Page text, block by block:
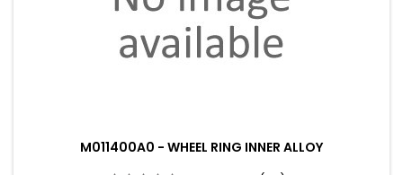
M011400A0 - WHEEL RING INNER ALLOY